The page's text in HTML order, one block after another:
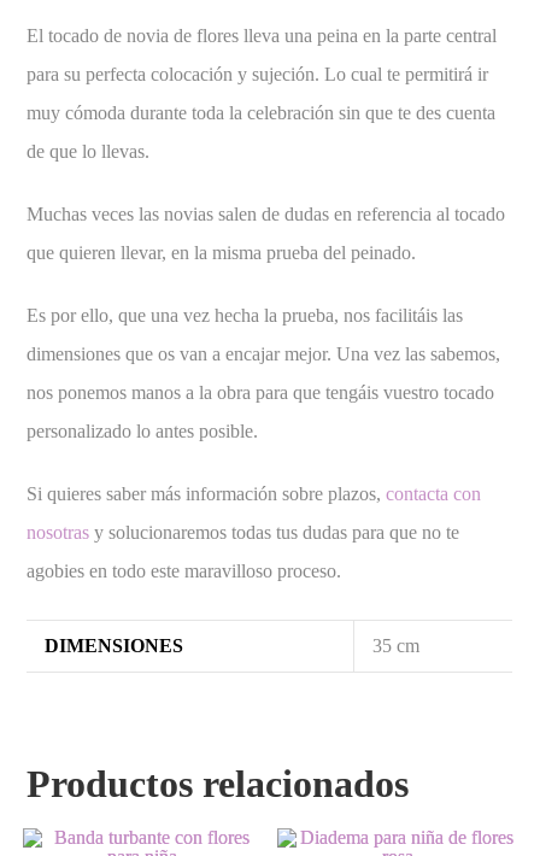
El tocado de novia de flores lleva una peina en la parte central
para su perfecta colocación y sujeción. Lo cual te permitirá ir
muy cómoda durante toda la celebración sin que te des cuenta
de que lo llevas.
Muchas veces las novias salen de dudas en referencia al tocado
que quieren llevar, en la misma prueba del peinado.
Es por ello, que una vez hecha la prueba, nos facilitáis las
dimensiones que os van a encajar mejor. Una vez las sabemos,
nos ponemos manos a la obra para que tengáis vuestro tocado
personalizado lo antes posible.
Si quieres saber más información sobre plazos,contacta con
nosotras y solucionaremos todas tus dudas para que no te
agobies en todo este maravilloso proceso.
DIMENSIONES 35 cm
Productos relacionados